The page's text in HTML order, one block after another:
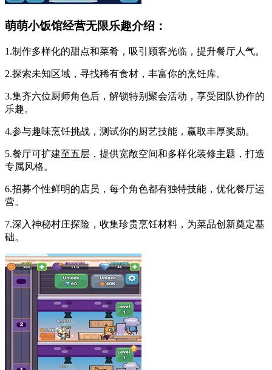
萌萌小饭馆经营无限乐趣介绍：
1.制作多样化的甜点和菜肴，吸引顾客光临，提升餐厅人气。
2.探索未知区域，寻找稀有食材，丰富你的烹饪库。
3.集齐六位厨师角色后，解锁特别聚会活动，享受团队协作的
乐趣。
4.参与趣味烹饪挑战，测试你的厨艺技能，赢取丰厚奖励。
5.餐厅可扩建至五层，提供宽敞空间和多样化装修主题，打造
专属风格。
6.招募个性鲜明的店员，每个角色都有独特技能，优化餐厅运
营。
7.深入神秘村庄探险，收集珍贵烹饪材料，为菜品创新奠定基
础。